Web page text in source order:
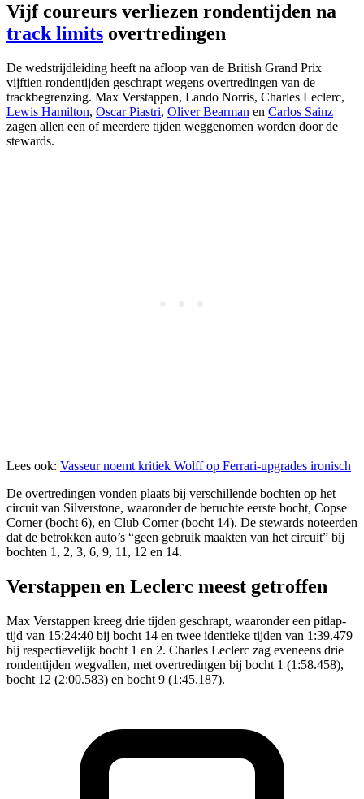
Vijf coureurs verliezen rondentijden na
track limits overtredingen
De wedstrijdleiding heeft na afloop van de British Grand Prix
vijftien rondentijden geschrapt wegens overtredingen van de
trackbegrenzing. Max Verstappen, Lando Norris, Charles Leclerc,
Lewis Hamilton, Oscar Piastri, Oliver Bearman en Carlos Sainz
zagen allen een of meerdere tijden weggenomen worden door de
stewards.
Lees ook: Vasseur noemt kritiek Wolff op Ferrari-upgrades ironisch
De overtredingen vonden plaats bij verschillende bochten op het
circuit van Silverstone, waaronder de beruchte eerste bocht, Copse
Corner (bocht 6), en Club Corner (bocht 14). De stewards noteerden
dat de betrokken auto’s “geen gebruik maakten van het circuit” bij
bochten 1, 2, 3, 6, 9, 11, 12 en 14.
Verstappen en Leclerc meest getroffen
Max Verstappen kreeg drie tijden geschrapt, waaronder een pitlap-
tijd van 15:24:40 bij bocht 14 en twee identieke tijden van 1:39.479
bij respectievelijk bocht 1 en 2. Charles Leclerc zag eveneens drie
rondentijden wegvallen, met overtredingen bij bocht 1 (1:58.458),
bocht 12 (2:00.583) en bocht 9 (1:45.187).